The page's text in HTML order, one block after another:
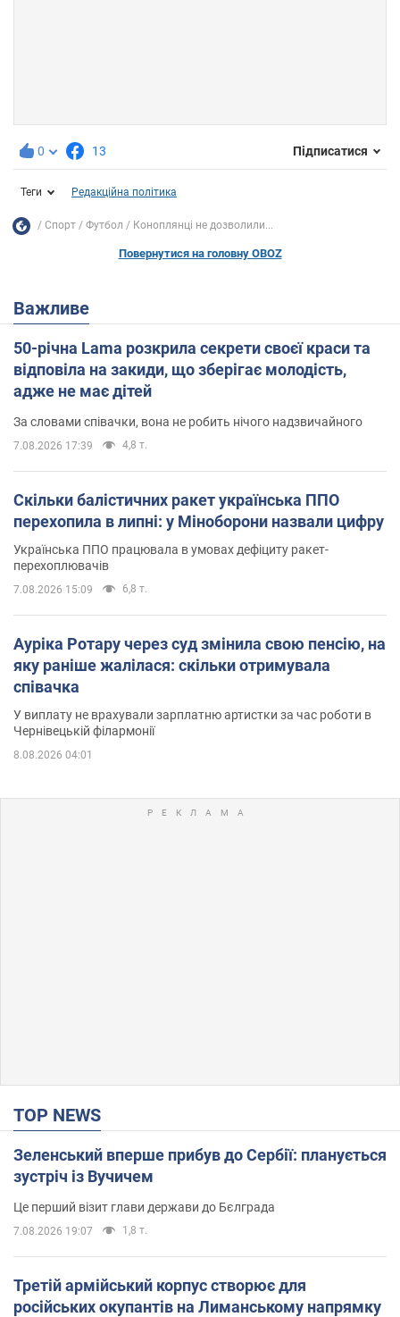
0 13 Підписатися
Теги Редакційна політика
Спорт Футбол Коноплянці не дозволили...
Повернутися на головну OBOZ
Важливе
50-річна Lama розкрила секрети своєї краси та
відповіла на закиди, що зберігає молодість,
адже не має дітей
За словами співачки, вона не робить нічого надзвичайного
7.08.2026 17:39 4,8 т.
Скільки балістичних ракет українська ППО
перехопила в липні: у Міноборони назвали цифру
Українська ППО працювала в умовах дефіциту ракет-
перехоплювачів
7.08.2026 15:09 6,8 т.
Ауріка Ротару через суд змінила свою пенсію, на
яку раніше жалілася: скільки отримувала
співачка
У виплату не врахували зарплатню артистки за час роботи в
Чернівецькій філармонії
8.08.2026 04:01
TOP NEWS
Зеленський вперше прибув до Сербії: планується
зустріч із Вучичем
Це перший візит глави держави до Бєлграда
7.08.2026 19:07 1,8 т.
Третій армійський корпус створює для
російських окупантів на Лиманському напрямку